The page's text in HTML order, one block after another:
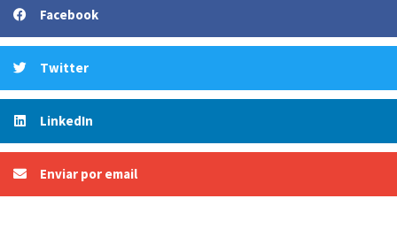
Facebook
Twitter
LinkedIn
Enviar por email